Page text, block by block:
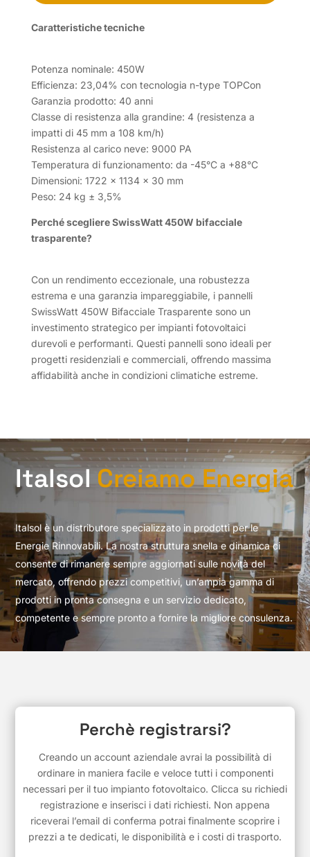
Caratteristiche tecniche
Potenza nominale: 450W
Efficienza: 23,04% con tecnologia n-type TOPCon
Garanzia prodotto: 40 anni
Classe di resistenza alla grandine: 4 (resistenza a
impatti di 45 mm a 108 km/h)
Resistenza al carico neve: 9000 PA
Temperatura di funzionamento: da -45°C a +88°C
Dimensioni: 1722 x 1134 x 30 mm
Peso: 24 kg ± 3,5%
Perché scegliere SwissWatt 450W bifacciale
trasparente?
Con un rendimento eccezionale, una robustezza
estrema e una garanzia impareggiabile, i pannelli
SwissWatt 450W Bifacciale Trasparente sono un
investimento strategico per impianti fotovoltaici
durevoli e performanti. Questi pannelli sono ideali per
progetti residenziali e commerciali, offrendo massima
affidabilità anche in condizioni climatiche estreme.
ItalsolCreiamo Energia
Italsol è un distributore specializzato in prodotti per le
Energie Rinnovabili. La nostra struttura snella e dinamica ci
consente di rimanere sempre aggiornati sulle novità del
mercato, offrendo prezzi competitivi, un’ampia gamma di
prodotti in pronta consegna e un servizio dedicato,
competente e sempre pronto a fornire la migliore consulenza.
Perchè registrarsi?
Creando un account aziendale avrai la possibilità di
ordinare in maniera facile e veloce tutti i componenti
necessari per il tuo impianto fotovoltaico. Clicca su richiedi
registrazione e inserisci i dati richiesti. Non appena
riceverai l’email di conferma potrai finalmente scoprire i
prezzi a te dedicati, le disponibilità e i costi di trasporto.